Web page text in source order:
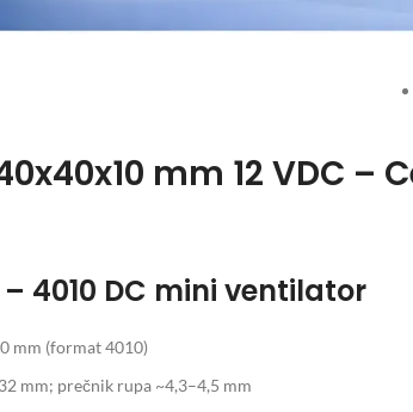
mm 12 VDC –
4010 DC mini ventilator
mm (format 4010)
mm; prečnik rupa ~4,3–4,5 mm